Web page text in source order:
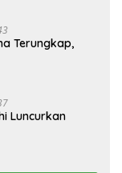
Terungkap,
Luncurkan